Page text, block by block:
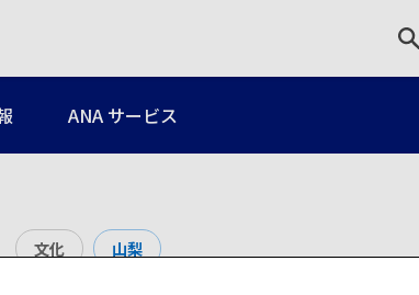
ANA サービス
文化 山梨